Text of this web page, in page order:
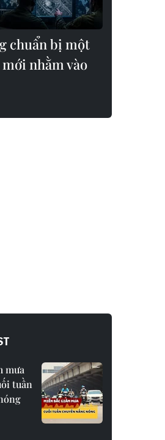
chuẩn bị một
nhằm vào
mưa
tuần